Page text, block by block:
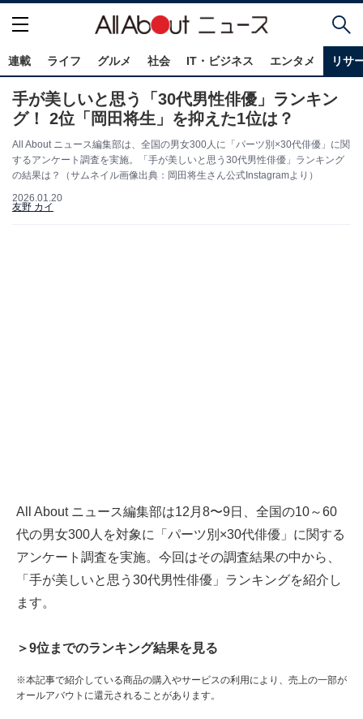
連載 ライフ グルメ 社会 IT・ビジネス エンタメ リサ
手が美しいと思う「30代男性俳優」ランキン
グ！ 2位「岡田将生」を抑えた1位は？
All About ニュース編集部は、全国の男女300人に「パーツ別×30代俳優」に関
するアンケート調査を実施。「手が美しいと思う30代男性俳優」ランキング
の結果は？（サムネイル画像出典：岡田将生さん公式Instagramより）
2026.01.20
友野 カイ
All About ニュース編集部は12月8〜9日、全国の10～60
代の男女300人を対象に「パーツ別×30代俳優」に関する
アンケート調査を実施。今回はその調査結果の中から、
「手が美しいと思う30代男性俳優」ランキングを紹介し
ます。
＞9位までのランキング結果を見る
※本記事で紹介している商品の購入やサービスの利用により、売上の一部が
オールアバウトに還元されることがあります。